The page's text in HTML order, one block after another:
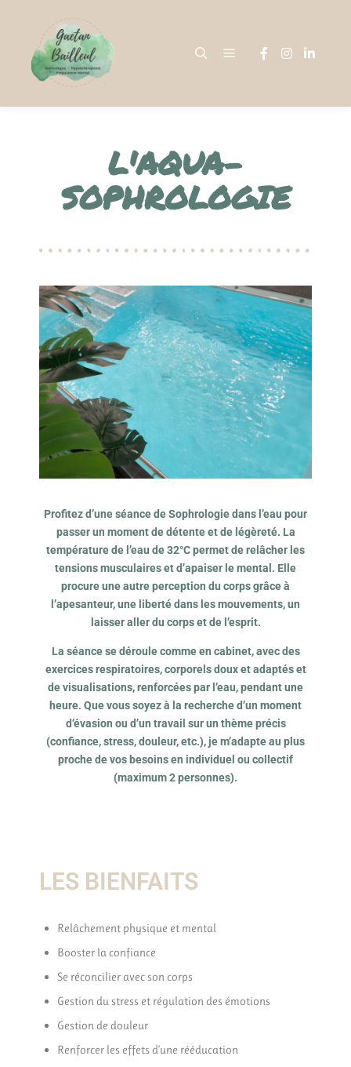
L'AQUA-
SOPHROLOGIE
Profitez d’une séance de Sophrologie dans l’eau pour
passer un moment de détente et de légèreté. La
température de l’eau de 32°C permet de relâcher les
tensions musculaires et d’apaiser le mental. Elle
procure une autre perception du corps grâce à
l’apesanteur, une liberté dans les mouvements, un
laisser aller du corps et de l’esprit.
La séance se déroule comme en cabinet, avec des
exercices respiratoires, corporels doux et adaptés et
de visualisations, renforcées par l’eau, pendant une
heure. Que vous soyez à la recherche d’un moment
d’évasion ou d’un travail sur un thème précis
(confiance, stress, douleur, etc.), je m’adapte au plus
proche de vos besoins en individuel ou collectif
(maximum 2 personnes).
LES BIENFAITS
Relâchement physique et mental
Booster la confiance
Se réconcilier avec son corps
Gestion du stress et régulation des émotions
Gestion de douleur
Renforcer les effets d’une rééducation